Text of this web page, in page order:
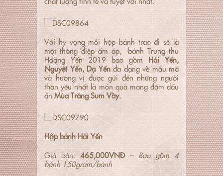
Với hy vọng mỗi hộp bánh trao đi sẽ là
một thông điệp ấm áp, bánh Trung thu
Hoàng Yến 2019 bao gồm Hải Yến,
Nguyệt Yến, Dạ Yếnđa dạng về mẫu mã
và hương vị được gửi đến những người
thân yêu nhất là món quà mang đậm dấu
ấn Mùa Trăng Sum Vầy.
Hộp bánh Hải Yến
Giá bán: 465,000VNĐ– Bao gồm 4
bánh 150gram/bánh